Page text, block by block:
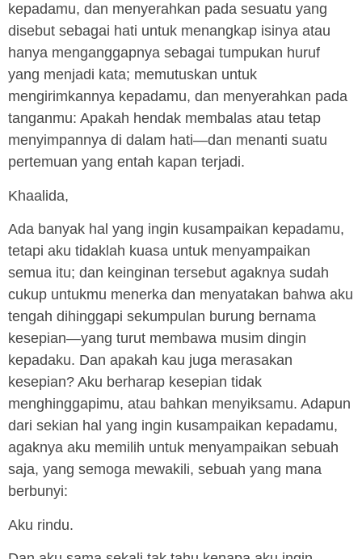
kepadamu, dan menyerahkan pada sesuatu yang
disebut sebagai hati untuk menangkap isinya atau
hanya menganggapnya sebagai tumpukan huruf
yang menjadi kata; memutuskan untuk
mengirimkannya kepadamu, dan menyerahkan pada
tanganmu: Apakah hendak membalas atau tetap
menyimpannya di dalam hati—dan menanti suatu
pertemuan yang entah kapan terjadi.
Khaalida,
Ada banyak hal yang ingin kusampaikan kepadamu,
tetapi aku tidaklah kuasa untuk menyampaikan
semua itu; dan keinginan tersebut agaknya sudah
cukup untukmu menerka dan menyatakan bahwa aku
tengah dihinggapi sekumpulan burung bernama
kesepian—yang turut membawa musim dingin
kepadaku. Dan apakah kau juga merasakan
kesepian? Aku berharap kesepian tidak
menghinggapimu, atau bahkan menyiksamu. Adapun
dari sekian hal yang ingin kusampaikan kepadamu,
agaknya aku memilih untuk menyampaikan sebuah
saja, yang semoga mewakili, sebuah yang mana
berbunyi:
Aku rindu.